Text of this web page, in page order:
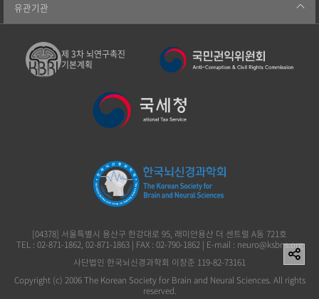
유관기관
제 3차 뇌연구촉진
기본계획
[04378] 서울특별시 용산구 한강대로 95, 래미안용산 더 센트럴 A동 721호
TEL : 02-871-1862, 02-871-1863 | FAX : 02-790-1862 | E-mail : neuro@ksbns.org
사단법인 한국뇌신경과학회 이창준 119-82-73161
Copyright (c) 2006 The Korean Society for Brain and Neural Sciences. All rights
reserved.